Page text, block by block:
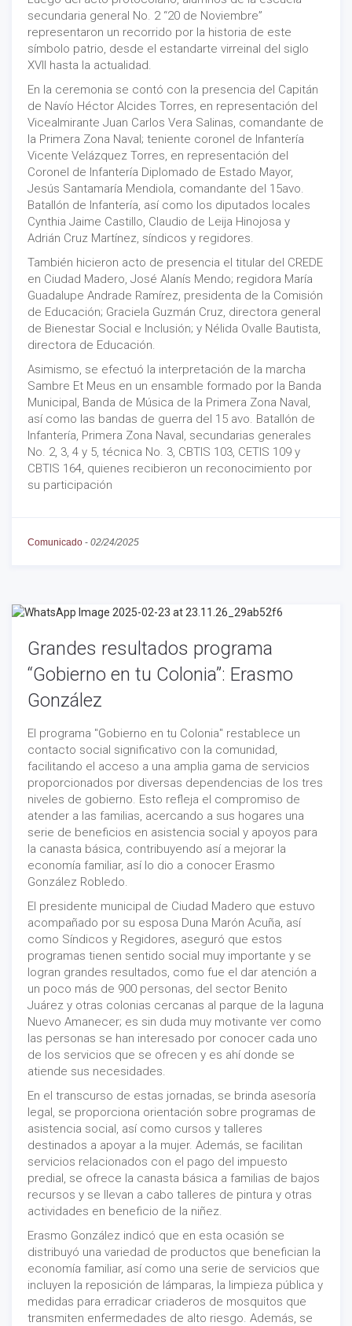
secundaria general No. 2 “20 de Noviembre”
representaron un recorrido por la historia de este
símbolo patrio, desde el estandarte virreinal del siglo
XVII hasta la actualidad.
En la ceremonia se contó con la presencia del Capitán
de Navío Héctor Alcides Torres, en representación del
Vicealmirante Juan Carlos Vera Salinas, comandante de
la Primera Zona Naval; teniente coronel de Infantería
Vicente Velázquez Torres, en representación del
Coronel de Infantería Diplomado de Estado Mayor,
Jesús Santamaría Mendiola, comandante del 15avo.
Batallón de Infantería, así como los diputados locales
Cynthia Jaime Castillo, Claudio de Leija Hinojosa y
Adrián Cruz Martínez, síndicos y regidores.
También hicieron acto de presencia el titular del CREDE
en Ciudad Madero, José Alanís Mendo; regidora María
Guadalupe Andrade Ramírez, presidenta de la Comisión
de Educación; Graciela Guzmán Cruz, directora general
de Bienestar Social e Inclusión; y Nélida Ovalle Bautista,
directora de Educación.
Asimismo, se efectuó la interpretación de la marcha
Sambre Et Meus en un ensamble formado por la Banda
Municipal, Banda de Música de la Primera Zona Naval,
así como las bandas de guerra del 15 avo. Batallón de
Infantería, Primera Zona Naval, secundarias generales
No. 2, 3, 4 y 5, técnica No. 3, CBTIS 103, CETIS 109 y
CBTIS 164, quienes recibieron un reconocimiento por
su participación
Comunicado - 02/24/2025
Grandes resultados programa
“Gobierno en tu Colonia”: Erasmo
González
El programa "Gobierno en tu Colonia" restablece un
contacto social significativo con la comunidad,
facilitando el acceso a una amplia gama de servicios
proporcionados por diversas dependencias de los tres
niveles de gobierno. Esto refleja el compromiso de
atender a las familias, acercando a sus hogares una
serie de beneficios en asistencia social y apoyos para
la canasta básica, contribuyendo así a mejorar la
economía familiar, así lo dio a conocer Erasmo
González Robledo.
El presidente municipal de Ciudad Madero que estuvo
acompañado por su esposa Duna Marón Acuña, así
como Síndicos y Regidores, aseguró que estos
programas tienen sentido social muy importante y se
logran grandes resultados, como fue el dar atención a
un poco más de 900 personas, del sector Benito
Juárez y otras colonias cercanas al parque de la laguna
Nuevo Amanecer; es sin duda muy motivante ver como
las personas se han interesado por conocer cada uno
de los servicios que se ofrecen y es ahí donde se
atiende sus necesidades.
En el transcurso de estas jornadas, se brinda asesoría
legal, se proporciona orientación sobre programas de
asistencia social, así como cursos y talleres
destinados a apoyar a la mujer. Además, se facilitan
servicios relacionados con el pago del impuesto
predial, se ofrece la canasta básica a familias de bajos
recursos y se llevan a cabo talleres de pintura y otras
actividades en beneficio de la niñez.
Erasmo González indicó que en esta ocasión se
distribuyó una variedad de productos que benefician la
economía familiar, así como una serie de servicios que
incluyen la reposición de lámparas, la limpieza pública y
medidas para erradicar criaderos de mosquitos que
transmiten enfermedades de alto riesgo. Además, se